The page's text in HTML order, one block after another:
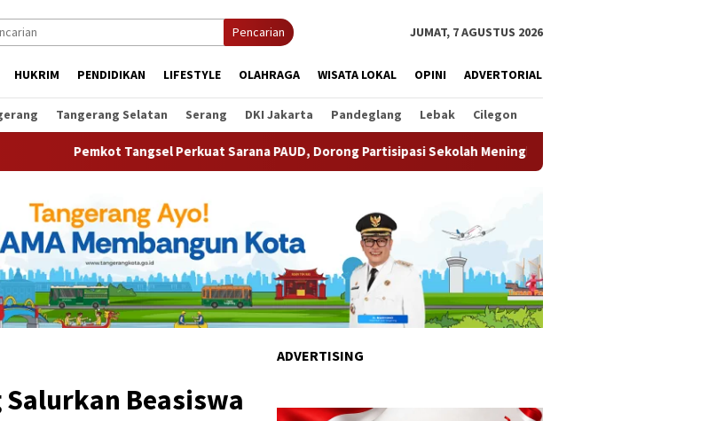
Pencarian JUMAT, 7 AGUSTUS 2026
HUKRIM PENDIDIKAN LIFESTYLE OLAHRAGA WISATA LOKAL OPINI ADVERTORIAL
Tangerang Selatan Serang DKI Jakarta Pandeglang Lebak Cilegon
Perkuat Sarana PAUD, Dorong Partisipasi Sekolah Meningkat Pemkot Tangsel Matangkan Persiapan
Beasiswa
ADVERTISING